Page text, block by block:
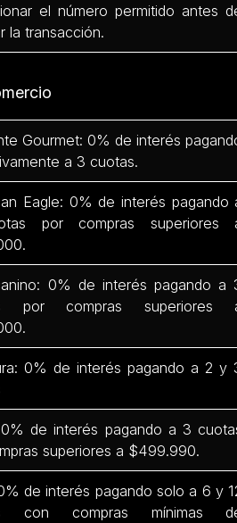
el número permitido antes
la transacción.
Gourmet: 0% de interés
a 3 cuotas.
Eagle: 0% de interés pagando
por compras superiores
0% de interés pagando a
por compras superiores
0% de interés pagando a 2 y
de interés pagando a 3
superiores a $499.990.
de interés pagando solo a 6 y
con compras mínimas